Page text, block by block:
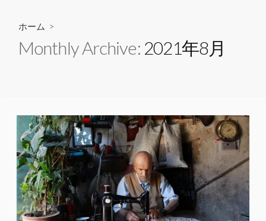
ホーム >
Monthly Archive: 2021年8月